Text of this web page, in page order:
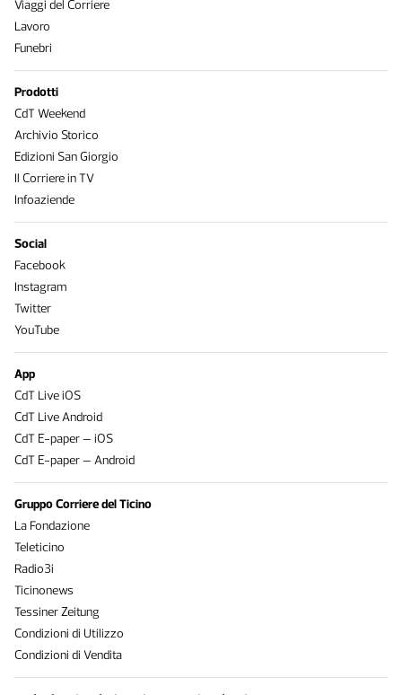
Viaggi del Corriere
Lavoro
Funebri
Prodotti
CdT Weekend
Archivio Storico
Edizioni San Giorgio
Il Corriere in TV
Infoaziende
Social
Facebook
Instagram
Twitter
YouTube
App
CdT Live iOS
CdT Live Android
CdT E-paper – iOS
CdT E-paper – Android
Gruppo Corriere del Ticino
La Fondazione
Teleticino
Radio3i
Ticinonews
Tessiner Zeitung
Condizioni di Utilizzo
Condizioni di Vendita